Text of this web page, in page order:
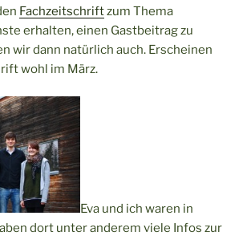
Fachzeitschriftzum Thema
erhalten, einen Gastbeitrag zu
wir dann natürlich auch. Erscheinen
wohl im März.
Eva und ich waren in
dort unter anderem viele Infos zur